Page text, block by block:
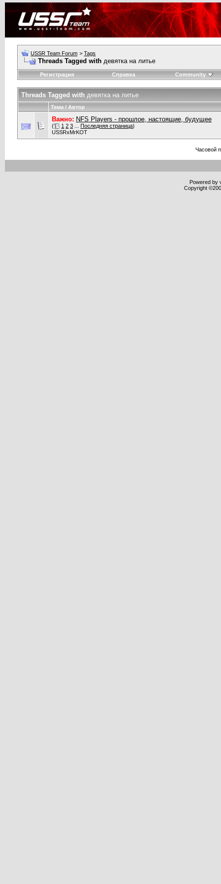
USSR Team Forum > Tags
Threads Tagged with девятка на литье
Регистрация Справка Community
Threads Tagged with девятка на литье
Тема / Автор
Важно: NFS Players - прошлое, настоящие, будущее
( 1 2 3 Последняя страница)
USSRxMrKOT
Часовой
Powered by
Copyright